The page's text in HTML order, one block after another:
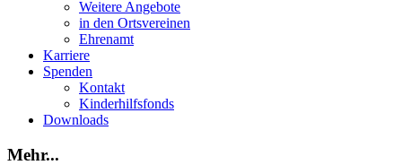
Weitere Angebote
in den Ortsvereinen
Ehrenamt
Karriere
Spenden
Kontakt
Kinderhilfsfonds
Downloads
Mehr...